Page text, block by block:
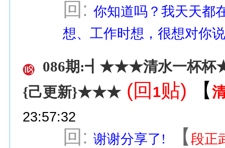
回: 你知道吗？我天天都
想、工作时想，很想对
086期:┫★★★清水一杯
{己更新}★★★ (回 1贴) 【
23:57:32
回: 谢谢分享了! 【段正